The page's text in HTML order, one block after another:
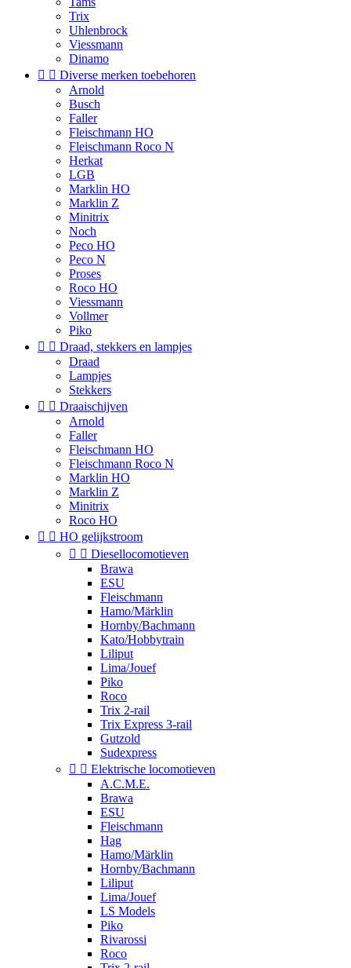
Trix
Uhlenbrock
Viessmann
Dinamo
  Diverse merken toebehoren
Arnold
Busch
Faller
Fleischmann HO
Fleischmann Roco N
Herkat
LGB
Marklin HO
Marklin Z
Minitrix
Noch
Peco HO
Peco N
Proses
Roco HO
Viessmann
Vollmer
Piko
  Draad, stekkers en lampjes
Draad
Lampjes
Stekkers
  Draaischijven
Arnold
Faller
Fleischmann HO
Fleischmann Roco N
Marklin HO
Marklin Z
Minitrix
Roco HO
  HO gelijkstroom
  Diesellocomotieven
Brawa
ESU
Fleischmann
Hamo/Märklin
Hornby/Bachmann
Kato/Hobbytrain
Liliput
Lima/Jouef
Piko
Roco
Trix 2-rail
Trix Express 3-rail
Gutzold
Sudexpress
  Elektrische locomotieven
A.C.M.E.
Brawa
ESU
Fleischmann
Hag
Hamo/Märklin
Hornby/Bachmann
Liliput
Lima/Jouef
LS Models
Piko
Rivarossi
Roco